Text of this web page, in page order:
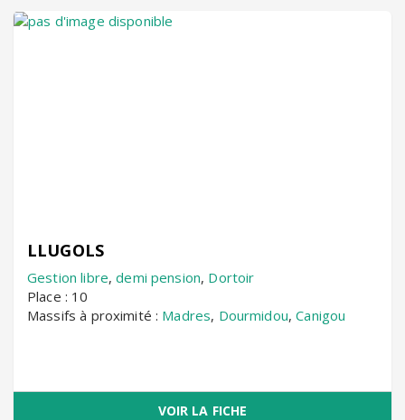
LLUGOLS
Gestion libre,demi pension, Dortoir
Place : 10
Massifs à proximité : Madres, Dourmidou,Canigou
VOIR LA FICHE